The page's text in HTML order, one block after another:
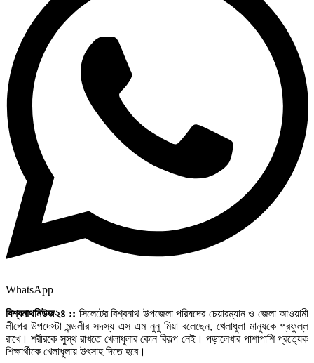
WhatsApp
বিশ্বনাথনিউজ২৪ :: সিলেটের বিশ্বনাথ উপজেলা পরিষদের চেয়ারম্যান ও জেলা আওয়ামী
লীগের উপদেস্টা মন্ডলীর সদস্য এস এম নুনু মিয়া বলেছেন, খেলাধুলা মানুষকে প্রফুল্ল
রাখে। শরীরকে সুস্থ রাখতে খেলাধুলার কোন বিকল্প নেই। পড়ালেখার পাশাপাশি প্রত্যেক
শিক্ষার্থীকে খেলাধুলায় উৎসাহ দিতে হবে।